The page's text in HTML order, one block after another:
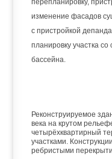
перепланировку,
изменение фасадов
с пристройкой
планировку участка
бассейна.
Реконструируемое
века на крутом
четырёхквартирный
участками.
ребристыми